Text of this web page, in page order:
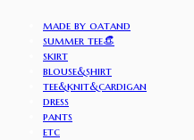
made by oatand
summer tee👒
skirt
blouse&shirt
tee&knit&cardigan
dress
pants
etc